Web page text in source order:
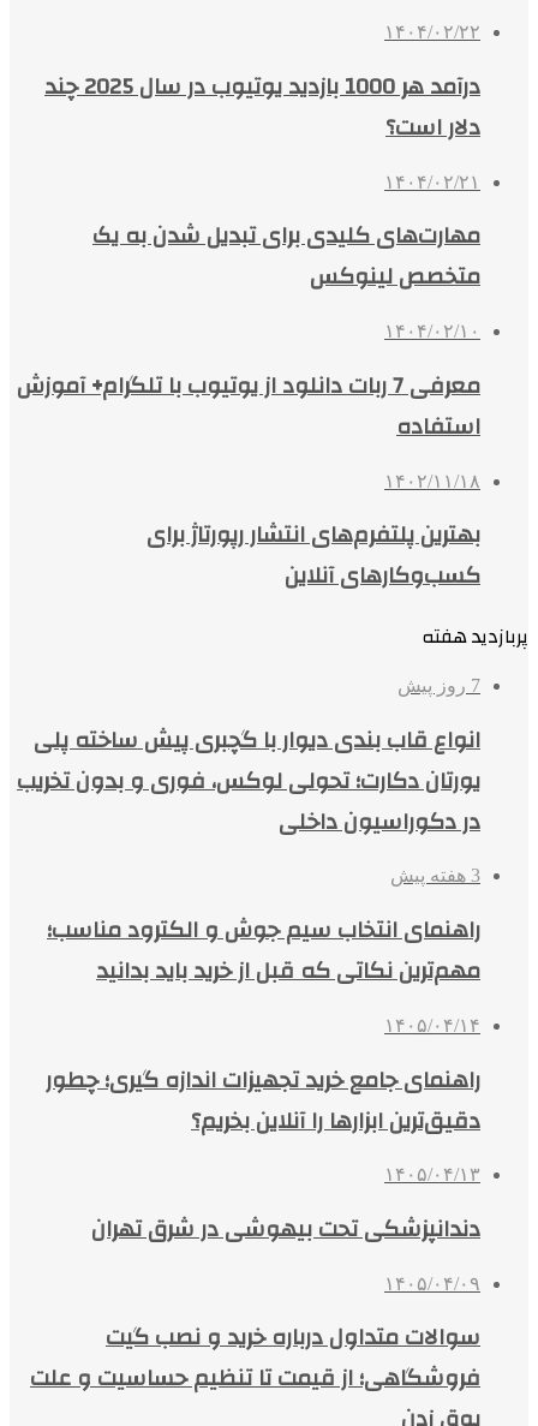
۱۴۰۴/۰۲/۲۲
درآمد هر 1000 بازدید یوتیوب در سال 2025 چند
دلار است؟
۱۴۰۴/۰۲/۲۱
مهارت‌های کلیدی برای تبدیل شدن به یک
متخصص لینوکس
۱۴۰۴/۰۲/۱۰
معرفی 7 ربات دانلود از یوتیوب با تلگرام+ آموزش
استفاده
۱۴۰۲/۱۱/۱۸
بهترین پلتفرم‌های انتشار رپورتاژ برای
کسب‌وکارهای آنلاین
پربازدید هفته
7 روز پیش
انواع قاب بندی دیوار با گچبری پیش ساخته پلی
یورتان دکارت؛ تحولی لوکس، فوری و بدون تخریب
در دکوراسیون داخلی
3 هفته پیش
راهنمای انتخاب سیم جوش و الکترود مناسب؛
مهم‌ترین نکاتی که قبل از خرید باید بدانید
۱۴۰۵/۰۴/۱۴
راهنمای جامع خرید تجهیزات اندازه گیری؛ چطور
دقیق‌ترین ابزارها را آنلاین بخریم؟
۱۴۰۵/۰۴/۱۳
دندانپزشکی تحت بیهوشی در شرق تهران
۱۴۰۵/۰۴/۰۹
سوالات متداول درباره خرید و نصب گیت
فروشگاهی؛ از قیمت تا تنظیم حساسیت و علت